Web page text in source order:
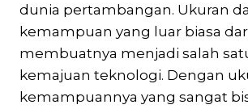
dunia pertambangan. Ukuran
kemampuan yang luar biasa
membuatnya menjadi salah
kemajuan teknologi. Dengan
kemampuannya yang sangat